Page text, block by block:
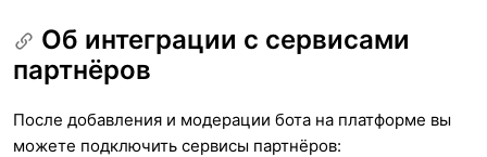
Об интеграции с сервисами
партнёров
После добавления и модерации бота на платформе вы
можете подключить сервисы партнёров: